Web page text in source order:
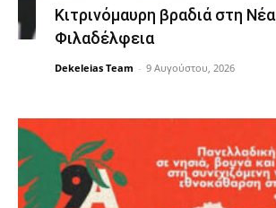
Κιτρινόμαυρη βραδιά στη Νέα
Φιλαδέλφεια
Dekeleias Team - 9 Αυγούστου, 2026